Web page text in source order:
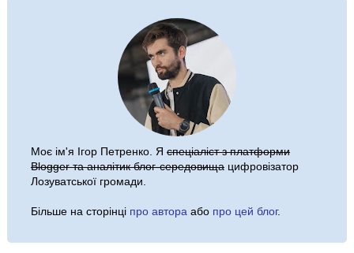
Моє ім'я Ігор Петренко. Я спеціаліст з платформи
Blogger та аналітик блог-середовищацифровізатор
Лозуватської громади.
Більше на сторінці про автора або про цей блог.